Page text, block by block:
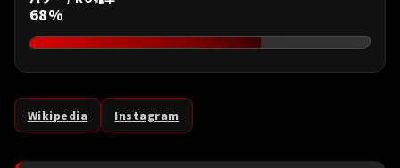
68%
Wikipedia Instagram